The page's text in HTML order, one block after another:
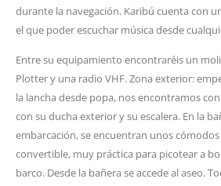
durante la navegación. Karibú cuenta con
el que poder escuchar música desde
Entre su equipamiento encontraréis un
Plotter y una radio VHF. Zona exterior:
la lancha desde popa, nos encontramos
con su ducha exterior y su escalera. En la
embarcación, se encuentran unos
convertible, muy práctica para picotear a
barco. Desde la bañera se accede al aseo.